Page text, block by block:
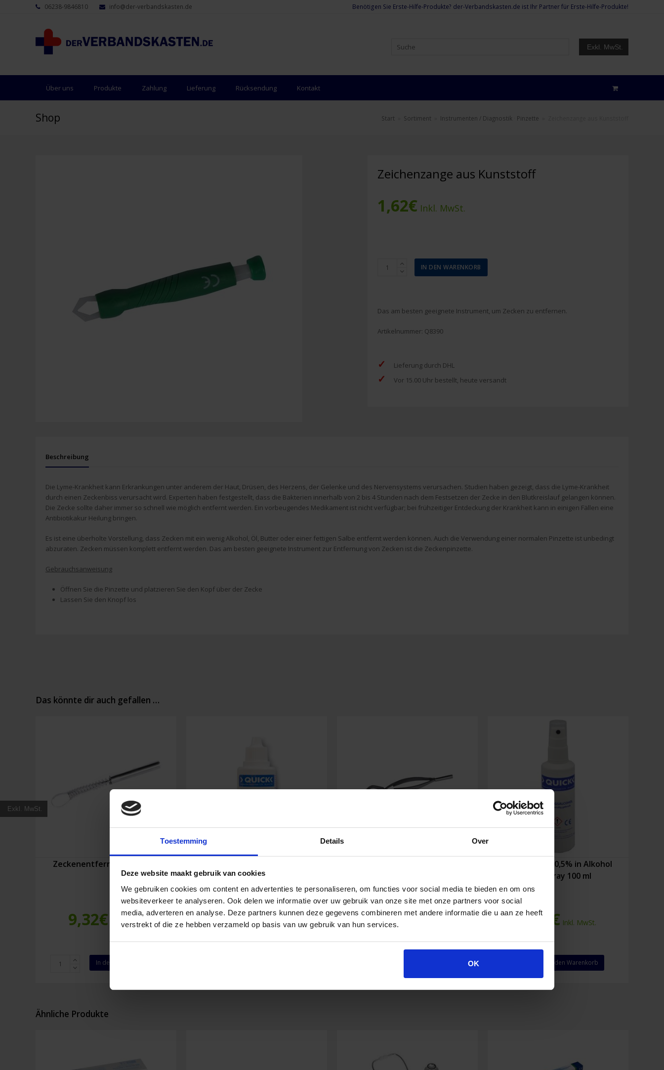
Toestemming Details Over
Deze website maakt gebruik van cookies
We gebruiken cookies om content en advertenties te personaliseren, om functies voor social media te bieden en om ons
websiteverkeer te analyseren. Ook delen we informatie over uw gebruik van onze site met onze partners voor social
media, adverteren en analyse. Deze partners kunnen deze gegevens combineren met andere informatie die u aan ze heeft
verstrekt of die ze hebben verzameld op basis van uw gebruik van hun services.
OK
Exkl. MwSt.
06238-9846810 info@der-verbandskasten.de Benötigen Sie Erste-Hilfe-Produkte? der-Verbandskasten.de ist Ihr Partner für Erste-Hilfe-Produkte!
Exkl. MwSt.
Über uns Produkte Zahlung Lieferung Rücksendung Kontakt
Shop Start Sortiment Instrumenten / Diagnostik Pinzette
Zeichenzange aus Kunststoff
1,62€ Inkl. MwSt.
Zeichenzange
IN DEN WARENKORB
Das am besten geeignete Instrument, um Zecken zu entfernen.
Artikelnummer: Q8390
✓ Lieferung durch DHL
✓ Vor 15.00 Uhr bestellt, heute versandt
Beschreibung
Die Lyme-Krankheit kann Erkrankungen unter anderem der Haut, Drüsen, des Herzens, der Gelenke und des Nervensystems verursachen. Studien haben gezeigt, dass die Lyme-Krankheit
durch einen Zeckenbiss verursacht wird. Experten haben festgestellt, dass die Bakterien innerhalb von 2 bis 4 Stunden nach dem Festsetzen der Zecke in den Blutkreislauf gelangen können.
Die Zecke sollte daher immer so schnell wie möglich entfernt werden. Ein vorbeugendes Medikament ist nicht verfügbar; bei frühzeitiger Entdeckung der Krankheit kann in einigen Fällen eine
Antibiotikakur Heilung bringen.
Es ist eine überholte Vorstellung, dass Zecken mit ein wenig Alkohol, Öl, Butter oder einer fettigen Salbe entfernt werden können. Auch die Verwendung einer normalen Pinzette ist unbedingt
abzuraten. Zecken müssen komplett entfernt werden. Das am besten geeignete Instrument zur Entfernung von Zecken ist die Zeckenpinzette.
Gebrauchsanweisung
Öffnen Sie die Pinzette und platzieren Sie den Kopf über der Zecke
Lassen Sie den Knopf los
Das könnte dir auch gefallen …
Zeckenentferner mit Feder
9,32€ Inkl. MwSt.
ZeckenentfernerIn den Warenkorb
2,63€Inkl. MwSt.
ml
6,49€
Greifbacken
Chlorhexidin 0,5% in Alkohol
70% Spray 100 ml
5,41 € Inkl. MwSt.
in
Alkohol
In den Warenkorb
Ähnliche Produkte